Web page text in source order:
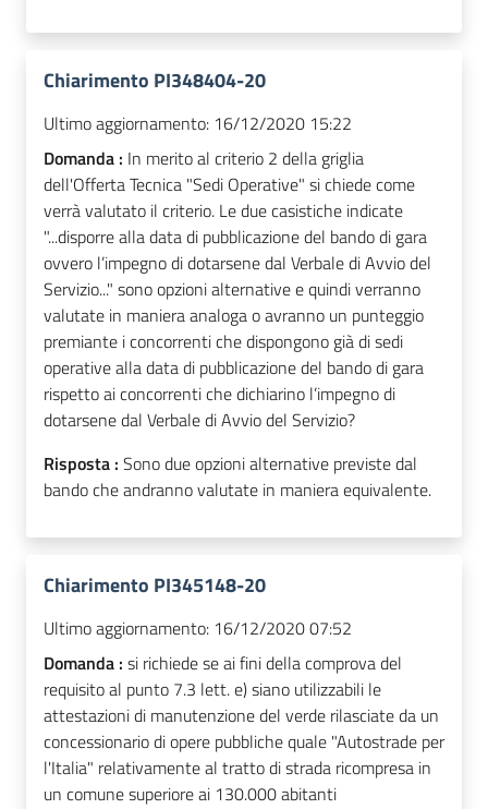
Chiarimento PI348404-20
Ultimo aggiornamento: 16/12/2020 15:22
Domanda : In merito al criterio 2 della griglia
dell'Offerta Tecnica "Sedi Operative" si chiede come
verrà valutato il criterio. Le due casistiche indicate
"...disporre alla data di pubblicazione del bando di gara
ovvero l’impegno di dotarsene dal Verbale di Avvio del
Servizio..." sono opzioni alternative e quindi verranno
valutate in maniera analoga o avranno un punteggio
premiante i concorrenti che dispongono già di sedi
operative alla data di pubblicazione del bando di gara
rispetto ai concorrenti che dichiarino l’impegno di
dotarsene dal Verbale di Avvio del Servizio?
Risposta : Sono due opzioni alternative previste dal
bando che andranno valutate in maniera equivalente.
Chiarimento PI345148-20
Ultimo aggiornamento: 16/12/2020 07:52
Domanda : si richiede se ai fini della comprova del
requisito al punto 7.3 lett. e) siano utilizzabili le
attestazioni di manutenzione del verde rilasciate da un
concessionario di opere pubbliche quale "Autostrade per
l'Italia" relativamente al tratto di strada ricompresa in
un comune superiore ai 130.000 abitanti